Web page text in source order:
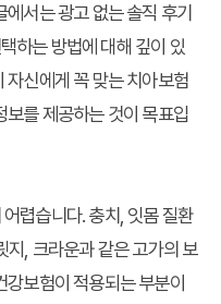
서는 광고 없는 솔직 후기
하는 방법에 대해 깊이 있
자신에게 꼭 맞는 치아보험
보를 제공하는 것이 목표입
렵습니다. 충치, 잇몸 질환
지, 크라운과 같은 고가의 보
보험이 적용되는 부분이